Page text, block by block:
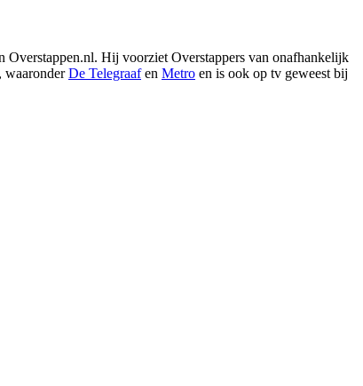
Overstappen.nl. Hij voorziet Overstappers van onafhankelijk
waaronderDe Telegraafen Metro en is ook op tv geweest bij